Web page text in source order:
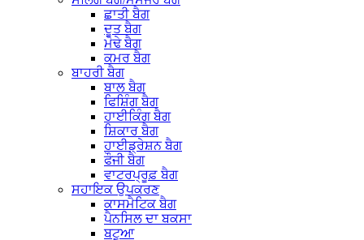
ਛਾਤੀ ਬੈਗ
ਦੂਤ ਬੈਗ
ਮੋਢੇ ਬੈਗ
ਕਮਰ ਬੈਗ
ਬਾਹਰੀ ਬੈਗ
ਬਾਲ ਬੈਗ
ਫਿਸ਼ਿੰਗ ਬੈਗ
ਹਾਈਕਿੰਗ ਬੈਗ
ਸ਼ਿਕਾਰ ਬੈਗ
ਹਾਈਡ੍ਰੇਸ਼ਨ ਬੈਗ
ਫੌਜੀ ਬੈਗ
ਵਾਟਰਪ੍ਰੂਫ਼ ਬੈਗ
ਸਹਾਇਕ ਉਪਕਰਣ
ਕਾਸਮੈਟਿਕ ਬੈਗ
ਪੈਨਸਿਲ ਦਾ ਬਕਸਾ
ਬਟੂਆ